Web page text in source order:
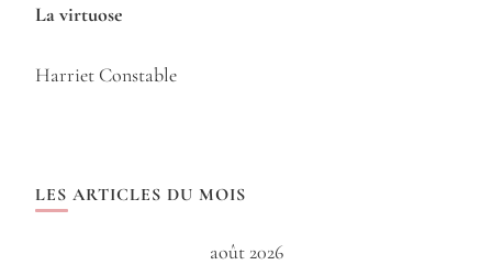
La virtuose
Harriet Constable
LES ARTICLES DU MOIS
août 2026